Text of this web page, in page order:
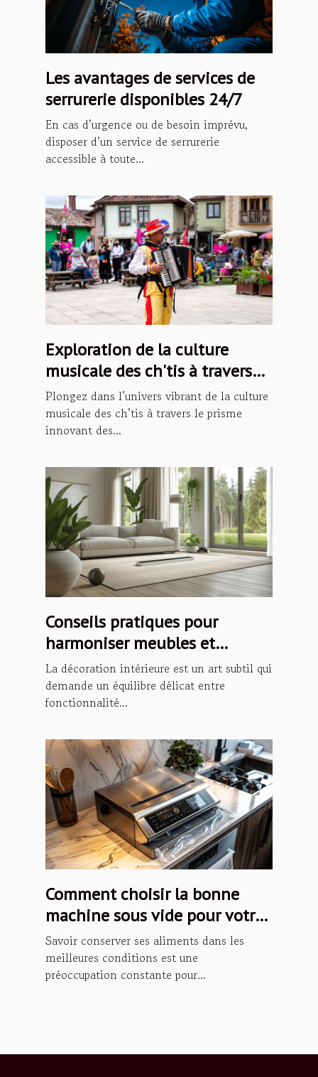
Les avantages de services de
serrurerie disponibles 24/7
En cas d’urgence ou de besoin imprévu,
disposer d’un service de serrurerie
accessible à toute...
Exploration de la culture
musicale des ch'tis à travers
les podcasts
Plongez dans l’univers vibrant de la culture
musicale des ch’tis à travers le prisme
innovant des...
Conseils pratiques pour
harmoniser meubles et
décoration intérieure
La décoration intérieure est un art subtil qui
demande un équilibre délicat entre
fonctionnalité...
Comment choisir la bonne
machine sous vide pour votre
cuisine
Savoir conserver ses aliments dans les
meilleures conditions est une
préoccupation constante pour...